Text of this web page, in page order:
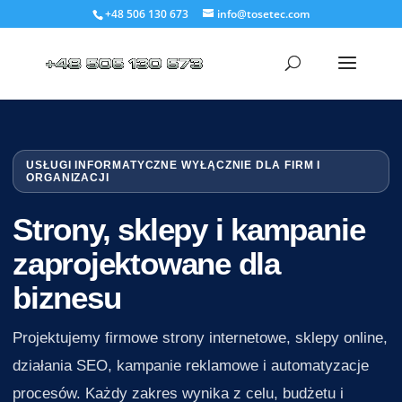
+48 506 130 673 info@tosetec.com
USŁUGI INFORMATYCZNE WYŁĄCZNIE DLA FIRM I
ORGANIZACJI
Strony, sklepy i kampanie
zaprojektowane dla
biznesu
Projektujemy firmowe strony internetowe, sklepy online,
działania SEO, kampanie reklamowe i automatyzacje
procesów. Każdy zakres wynika z celu, budżetu i